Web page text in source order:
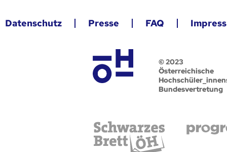
Datenschutz Presse FAQ
© 2023
Österreichische
Bundesvertretung